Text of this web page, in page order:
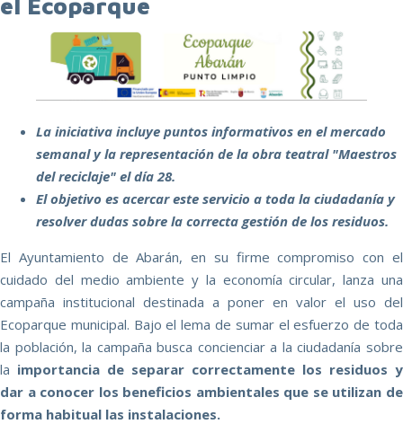
La iniciativa incluye puntos informativos en el mercado
semanal y la representación de la obra teatral "Maestros
del reciclaje" el día 28.
El objetivo es acercar este servicio a toda la ciudadanía y
resolver dudas sobre la correcta gestión de los residuos.
El Ayuntamiento de Abarán, en su firme compromiso con el
cuidado del medio ambiente y la economía circular, lanza una
campaña institucional destinada a poner en valor el uso del
Ecoparque municipal. Bajo el lema de sumar el esfuerzo de toda
la población, la campaña busca concienciar a la ciudadanía sobre
la importancia de separar correctamente los residuos y
dar a conocer los beneficios ambientales que se utilizan de
forma habitual las instalaciones.